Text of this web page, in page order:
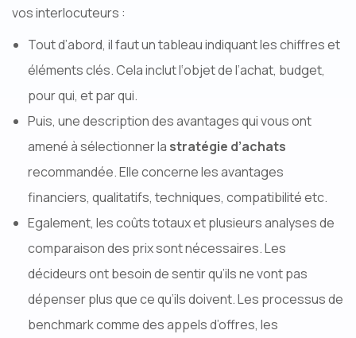
vos interlocuteurs :
Tout d’abord, il faut un tableau indiquant les chiffres et
éléments clés. Cela inclut l‘objet de l’achat, budget,
pour qui, et par qui.
Puis, une description des avantages qui vous ont
amené à sélectionner la stratégie d’achats
recommandée. Elle concerne les avantages
financiers, qualitatifs, techniques, compatibilité etc.
Egalement, les coûts totaux et plusieurs analyses de
comparaison des prix sont nécessaires. Les
décideurs ont besoin de sentir qu’ils ne vont pas
dépenser plus que ce qu’ils doivent. Les processus de
benchmark comme des appels d’offres, les